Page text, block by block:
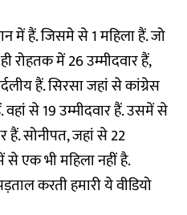
में हैं. जिसमे से 1 महिला हैं. जो
रोहतक में 26 उम्मीदवार हैं,
हैं. सिरसा जहां से कांग्रेस
वहां से 19 उम्मीदवार हैं. उसमें से
हैं. सोनीपत, जहां से 22
एक भी महिला नहीं है.
करती हमारी ये वीडियो